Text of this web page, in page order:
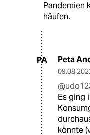
Pandemien
häufen.
PA Peta
Es ging
könnte